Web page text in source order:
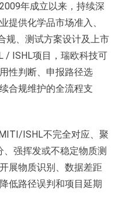
年成立以来，持续深
提供化学品市场准入、
规、测试方案设计及上市
/ ISHL项目，瑞欧科技可
性判断、申报路径选
合规维护的全流程支
ISHL不完全对应、聚
强挥发或不稳定物质测
展物质识别、数据差距
低路径误判和项目延期